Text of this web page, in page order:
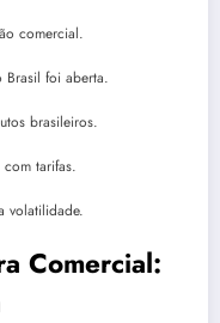
comercial.
Brasil foi aberta.
brasileiros.
tarifas.
volatilidade.
Comercial: